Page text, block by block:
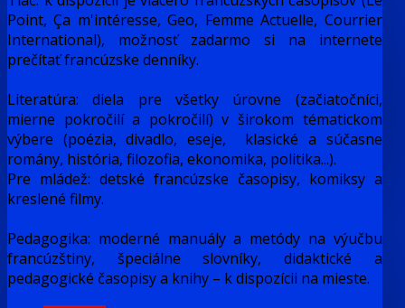
Point, Ça m'intéresse, Geo, Femme Actuelle, Courrier
International), možnosť zadarmo si na internete
prečítať francúzske denníky.
Literatúra: diela pre všetky úrovne (začiatočníci,
mierne pokročilí a pokročilí) v širokom tématickom
výbere (poézia, divadlo, eseje, klasické a súčasne
romány, história, filozofia, ekonomika, politika...).
Pre mládež: detské francúzske časopisy, komiksy a
kreslené filmy.
Pedagogika: moderné manuály a metódy na výučbu
francúzštiny, špeciálne slovníky, didaktické a
pedagogické časopisy a knihy – k dispozícii na mieste.